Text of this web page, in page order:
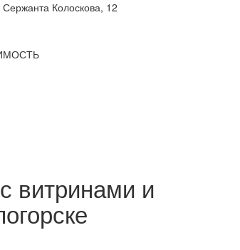
Сержанта Колоскова, 12
витринами и